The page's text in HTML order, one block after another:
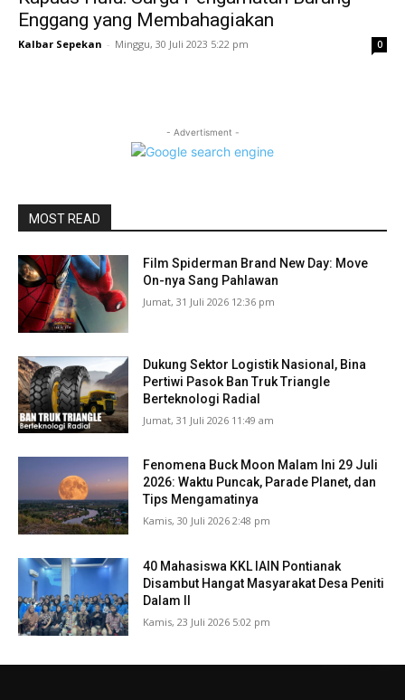
Enggang yang Membahagiakan
Kalbar Sepekan - Minggu, 30 Juli 2023 5:22 pm 0
- Advertisment -
MOST READ
Film Spiderman Brand New Day: Move
On-nya Sang Pahlawan
Jumat, 31 Juli 2026 12:36 pm
Dukung Sektor Logistik Nasional, Bina
Pertiwi Pasok Ban Truk Triangle
Berteknologi Radial
Jumat, 31 Juli 2026 11:49 am
Fenomena Buck Moon Malam Ini 29 Juli
2026: Waktu Puncak, Parade Planet, dan
Tips Mengamatinya
Kamis, 30 Juli 2026 2:48 pm
40 Mahasiswa KKL IAIN Pontianak
Disambut Hangat Masyarakat Desa Peniti
Dalam II
Kamis, 23 Juli 2026 5:02 pm